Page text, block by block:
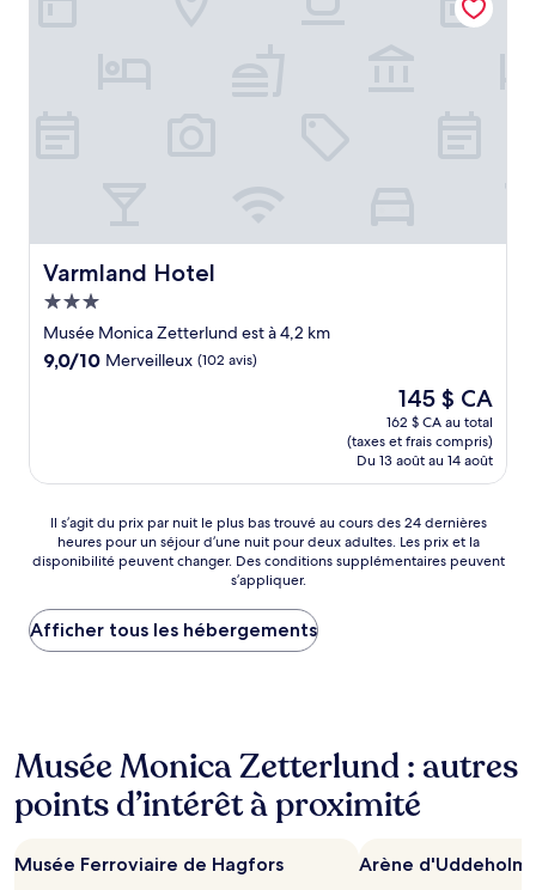
Varmland Hotel
Varmland Hotel
Hébergement
3.0 étoiles
Musée Monica Zetterlund est à 4,2 km
9.0
9,0/10 Merveilleux (102 avis)
Le
prix
est
de
145 $ CA
145 $ CA
162 $ CA au total
(taxes et frais compris)
Du 13 août au 14 août
s’agit
du
par
nuit
le
cours
des 24 dernières
heures
séjour
Il s’agit du prix par nuit le plus bas trouvé au cours des 24 dernières
heures pour un séjour d’une nuit pour deux adultes. Les prix et la
disponibilité peuvent changer. Des conditions supplémentaires peuvent
s’appliquer.
Afficher tous les hébergements
Musée Monica Zetterlund : autres
points d’intérêt à proximité
Musée Ferroviaire de Hagfors Arène d'Uddeholm